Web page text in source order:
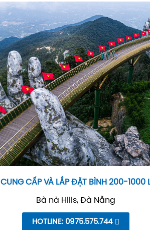
CUNG CẤP VÀ LẮP ĐẶT BÌNH 200-1000
Bà nà Hills, Đà Nẵng
HOTLINE: 0975.575.744